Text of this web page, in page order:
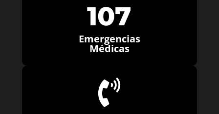
107
Emergencias
Médicas
